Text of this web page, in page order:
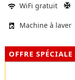
WiFi gratuit
Machine à laver
OFFRE SPÉCIALE